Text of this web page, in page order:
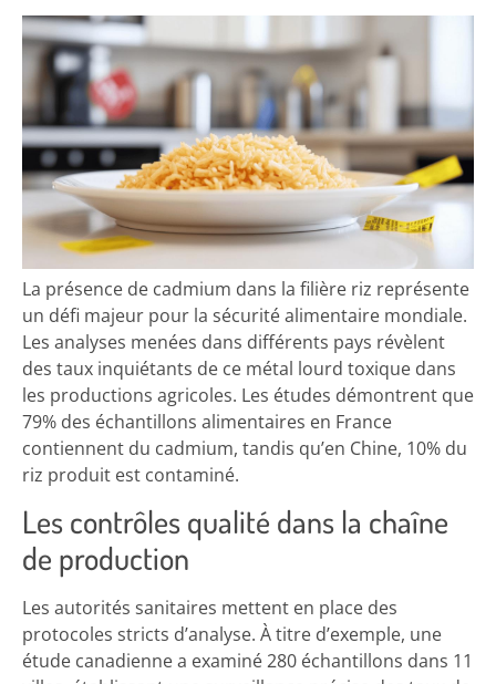
La présence de cadmium dans la filière riz représente
un défi majeur pour la sécurité alimentaire mondiale.
Les analyses menées dans différents pays révèlent
des taux inquiétants de ce métal lourd toxique dans
les productions agricoles. Les études démontrent que
79% des échantillons alimentaires en France
contiennent du cadmium, tandis qu’en Chine, 10% du
riz produit est contaminé.
Les contrôles qualité dans la chaîne
de production
Les autorités sanitaires mettent en place des
protocoles stricts d’analyse. À titre d’exemple, une
étude canadienne a examiné 280 échantillons dans 11